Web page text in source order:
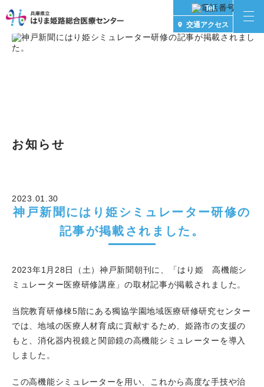
交通アクセス
Tel
お知らせ
2023.01.30
神戸新聞にはり姫シミュレーター研修の
記事が掲載されました。
2023年1月28日（土）神戸新聞朝刊に、
「はり姫 高機能シ
ミュレーター医療研修講座」の取材記事が掲載されました。
当院教育研修棟5階にある獨協学園地域医療研修研究センター
では、地域の医療人材育成に貢献するため、姫路市の支援の
もと、消化器内視鏡と関節鏡の高機能シミュレーターを導入
しました。
この高機能シミュレーターを用い、これから高度な手技や治